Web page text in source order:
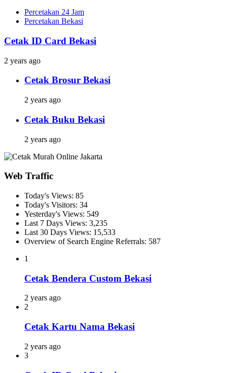
Percetakan 24 Jam
Percetakan Bekasi
Cetak ID Card Bekasi
2 years ago
Cetak Brosur Bekasi
2 years ago
Cetak Buku Bekasi
2 years ago
Web Traffic
Today's Views: 85
Today's Visitors: 34
Yesterday's Views: 549
Last 7 Days Views: 3,235
Last 30 Days Views: 15,533
Overview of Search Engine Referrals: 587
1
Cetak Bendera Custom Bekasi
2 years ago
2
Cetak Kartu Nama Bekasi
2 years ago
3